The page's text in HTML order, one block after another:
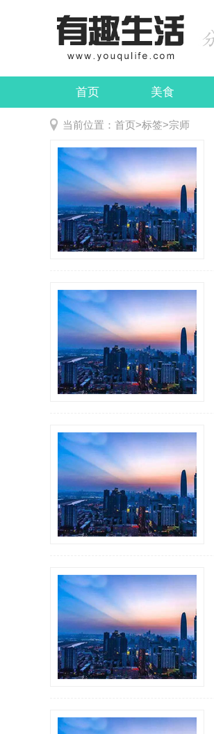
首页 美食
娱乐 民俗
当前位置： 首页>标签>宗师